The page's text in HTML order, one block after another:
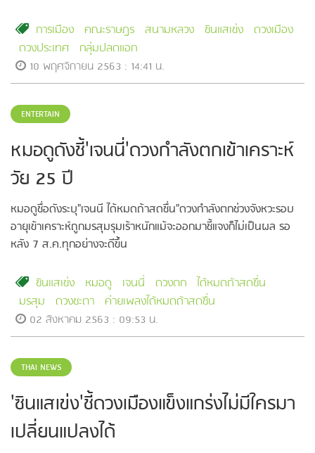
การเมือง คณะราษฎร สนามหลวง ซินแสเข่ง
ดวงเมือง
ดวงประเทศ
กลุ่มปลดแอก
10 พฤศจิกายน 2563 : 14:41 น.
ENTERTAIN
หมอดูดังชี้'เจนนี่'ดวงกำลังตกเข้าเคราะห์
วัย 25 ปี
หมอดูชื่อดังระบุ"เจนนี ได้หมดถ้าสดชื่น"ดวงกำลังตกช่วงจังหวะรอบ
อายุเข้าเคราะห์ถูกมรสุมรุมเร้าหนักแม้จะออกมาชี้แจงก็ไม่เป็นผล รอ
หลัง 7 ส.ค.ทุกอย่างจะดีขึ้น
ซินแสเข่ง หมอดู เจนนี่ ดวงตก ได้หมดถ้าสดชื่น
มรสุม
ดวงชะตา ค่ายเพลงได้หมดถ้าสดชื่น
02 สิงหาคม 2563 : 09:53 น.
THAI NEWS
'ซินแสเข่ง'ชี้ดวงเมืองแข็งแกร่งไม่มีใครมา
เปลี่ยนแปลงได้